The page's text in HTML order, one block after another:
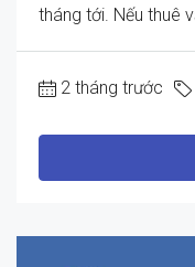
tháng tới. Nếu thuê
2 tháng trước